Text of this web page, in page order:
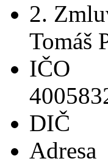
2.
Tomáš
IČO
DIČ
Adresa